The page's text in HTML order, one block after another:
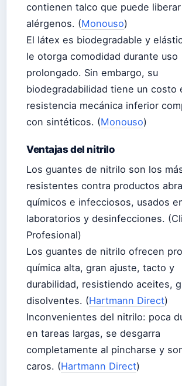
contienen talco que puede liberar
alérgenos. (Monouso)
El látex es biodegradable y
le otorga comodidad durante uso
prolongado. Sin embargo, su
biodegradabilidad tiene un costo
resistencia mecánica inferior
con sintéticos. (Monouso)
Ventajas del nitrilo
Los guantes de nitrilo son los
resistentes contra productos
químicos e infecciosos, usados
laboratorios y desinfecciones.
Profesional)
Los guantes de nitrilo ofrecen
química alta, gran ajuste, tacto y
durabilidad, resistiendo aceites,
disolventes. (Hartmann Direct)
Inconvenientes del nitrilo: poca
en tareas largas, se desgarra
completamente al pincharse y
caros. (Hartmann Direct)